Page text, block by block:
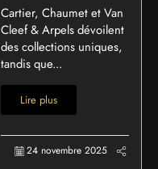
Cartier, Chaumet et Van
Cleef & Arpels dévoilent
des collections uniques,
tandis que...
Lire plus
24 novembre 2025